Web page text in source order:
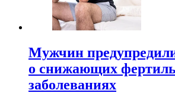
Мужчин
о снижающих
заболеваниях